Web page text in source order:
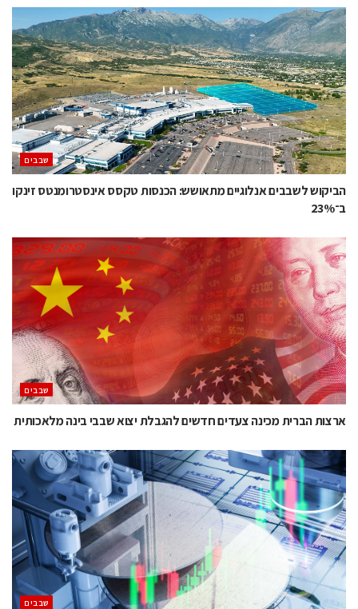
‫שבבים‬
הביקוש לשבבים אנלוגיים מתאושש: הכנסות טקסס אינסטרומנטס זינקו
ב־23%
‫שבבים‬
ארצות הברית מכינה צעדים חדשים להגבלת יצוא שבבי בינה מלאכותית
‫שבבים‬